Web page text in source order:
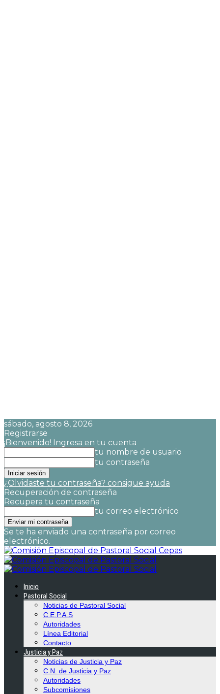
sábado, agosto 8, 2026
Registrarse
¡Bienvenido! Ingresa en tu cuenta
tu nombre de usuario
tu contraseña
¿Olvidaste tu contraseña? consigue ayuda
Recuperación de contraseña
Recupera tu contraseña
tu correo electrónico
Se te ha enviado una contraseña por correo
electrónico.
Cepas
Inicio
Pastoral Social
Noticias de Pastoral Social
C.E.P.A.S
Autoridades
Línea Editorial
Contacto
Justicia y Paz
Noticias de Justicia y Paz
C.N. de Justicia y Paz
Autoridades
Subcomisiones